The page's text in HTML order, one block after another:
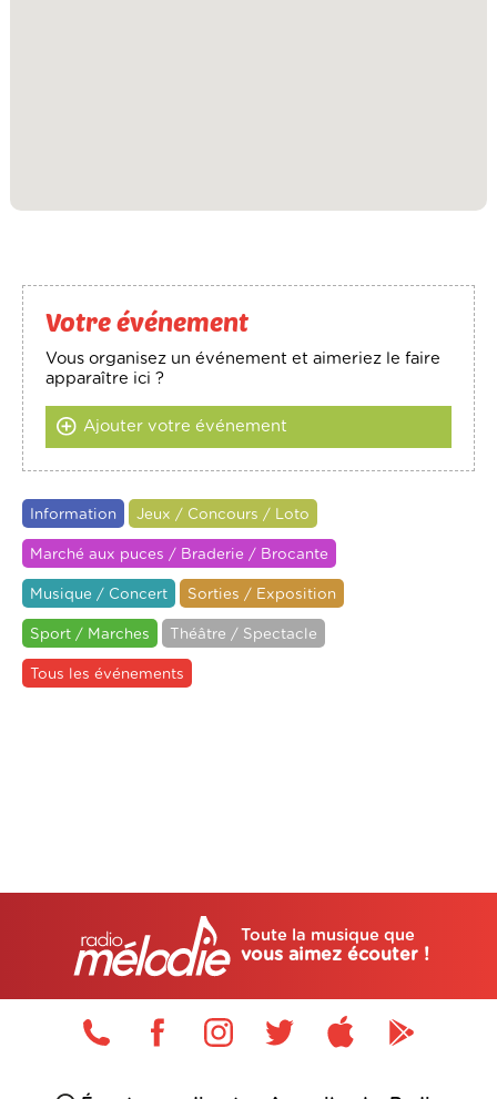
Votre événement
Vous organisez un événement et aimeriez le faire
apparaître ici ?
Ajouter votre événement
Information Jeux / Concours / Loto
Marché aux puces / Braderie / Brocante
Musique / Concert Sorties / Exposition
Sport / Marches Théâtre / Spectacle
Tous les événements
Toute la musique que
vous aimez écouter !